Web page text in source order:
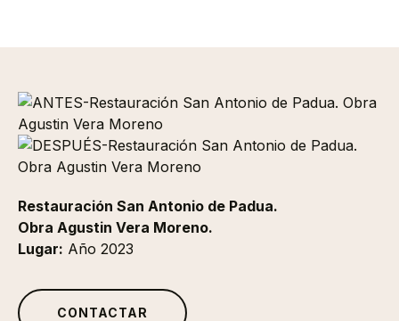
Restauración San Antonio de Padua.
Obra Agustin Vera Moreno.
Lugar: Año 2023
CONTACTAR